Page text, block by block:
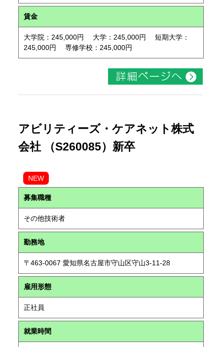
賃金
大学院：245,000円 大学：245,000円 短期大学：
245,000円 専修学校：245,000円
アビリティーズ・ケアネット株式
会社 （S260085）新卒
NEW
募集職種
その他技術者
勤務地
〒463-0067 愛知県名古屋市守山区守山3-11-28
雇用形態
正社員
就業時間